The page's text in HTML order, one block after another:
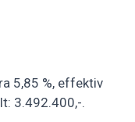
5,85 %, effektiv
3.492.400,-.